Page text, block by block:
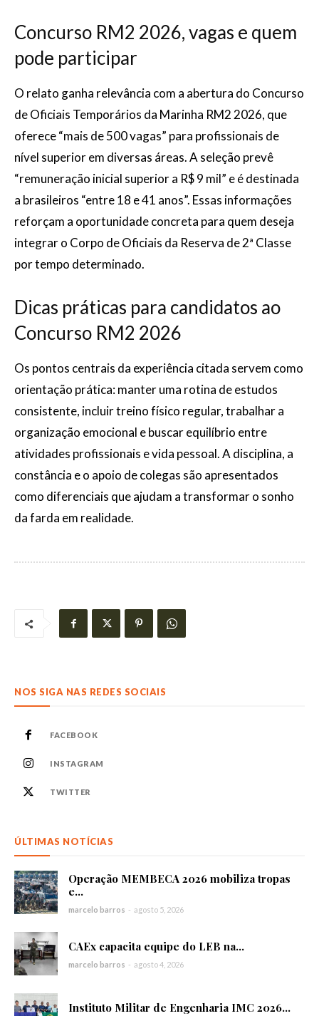
Concurso RM2 2026, vagas e quem
pode participar
O relato ganha relevância com a abertura do Concurso
de Oficiais Temporários da Marinha RM2 2026, que
oferece “mais de 500 vagas” para profissionais de
nível superior em diversas áreas. A seleção prevê
“remuneração inicial superior a R$ 9 mil” e é destinada
a brasileiros “entre 18 e 41 anos”. Essas informações
reforçam a oportunidade concreta para quem deseja
integrar o Corpo de Oficiais da Reserva de 2ª Classe
por tempo determinado.
Dicas práticas para candidatos ao
Concurso RM2 2026
Os pontos centrais da experiência citada servem como
orientação prática: manter uma rotina de estudos
consistente, incluir treino físico regular, trabalhar a
organização emocional e buscar equilíbrio entre
atividades profissionais e vida pessoal. A disciplina, a
constância e o apoio de colegas são apresentados
como diferenciais que ajudam a transformar o sonho
da farda em realidade.
NOS SIGA NAS REDES SOCIAIS
FACEBOOK
INSTAGRAM
TWITTER
ÚLTIMAS NOTÍCIAS
Operação MEMBECA 2026 mobiliza tropas
e...
marcelo barros - agosto 5, 2026
CAEx capacita equipe do LEB na...
marcelo barros - agosto 4, 2026
Instituto Militar de Engenharia IMC 2026...